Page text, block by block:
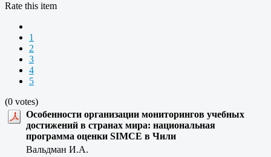
Rate this item
1
2
3
4
5
(0 votes)
Особенности организации мониторингов учебных
достижений в странах мира: национальная
программа оценки SIMCE в Чили
Вальдман И.А.